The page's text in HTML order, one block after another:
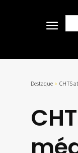
Destaque CHTS